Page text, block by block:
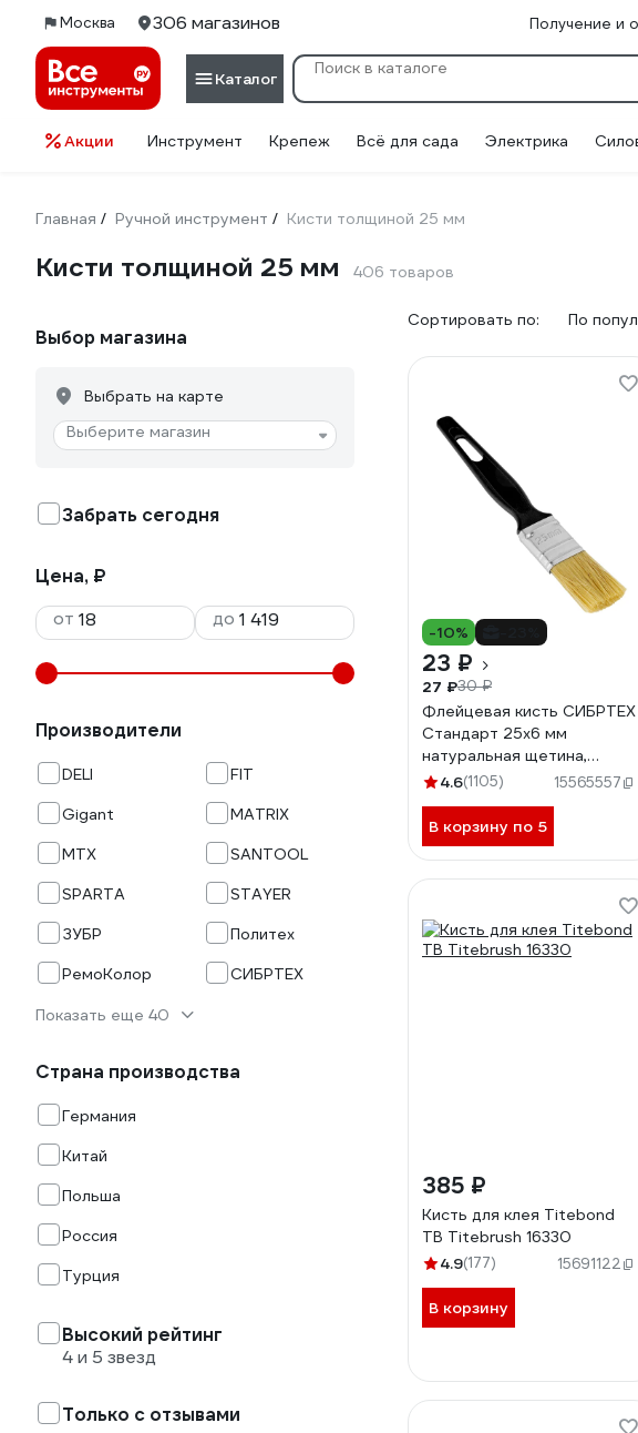
Москва 306 магазинов Получение и
Каталог
Акции Инструмент Крепеж Всё для сада Электрика
Главная / Ручной инструмент / Кисти толщиной 25 мм
Кисти толщиной 25 мм 406 товаров
Выбор магазина
Выбрать на карте
Выберите магазин
Забрать сегодня
Цена, ₽
от
до
Производители
DELI
FIT
Gigant
MATRIX
MTX
SANTOOL
SPARTA
STAYER
ЗУБР
Политех
РемоКолор
СИБРТЕХ
Показать еще 40
Страна производства
Германия
Китай
Польша
Россия
Турция
Высокий рейтинг
4 и 5 звезд
Только с отзывами
Сортировать по: По
-10%
23 ₽
27 ₽30 ₽
Флейцевая кисть СИБРТЕХ
Стандарт 25х6 мм
натуральная щетина,
пластиковая ручка 82502
4.6(1105) 15565557
В корзину по 5
385 ₽
Кисть для клея Titebond
TB Titebrush 16330
4.9(177) 15691122
В корзину